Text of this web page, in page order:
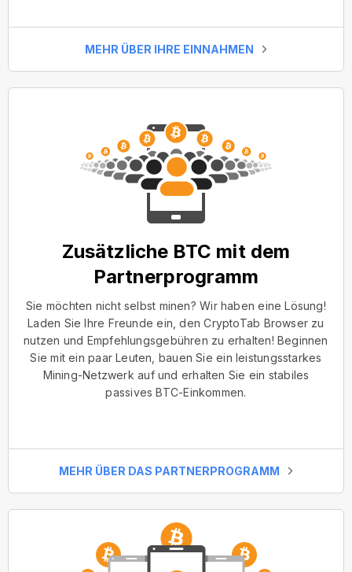
MEHR ÜBER IHRE EINNAHMEN
Zusätzliche BTC mit dem
Partnerprogramm
Sie möchten nicht selbst minen? Wir haben eine Lösung!
Laden Sie Ihre Freunde ein, den CryptoTab Browser zu
nutzen und Empfehlungsgebühren zu erhalten! Beginnen
Sie mit ein paar Leuten, bauen Sie ein leistungsstarkes
Mining-Netzwerk auf und erhalten Sie ein stabiles
passives BTC-Einkommen.
MEHR ÜBER DAS PARTNERPROGRAMM